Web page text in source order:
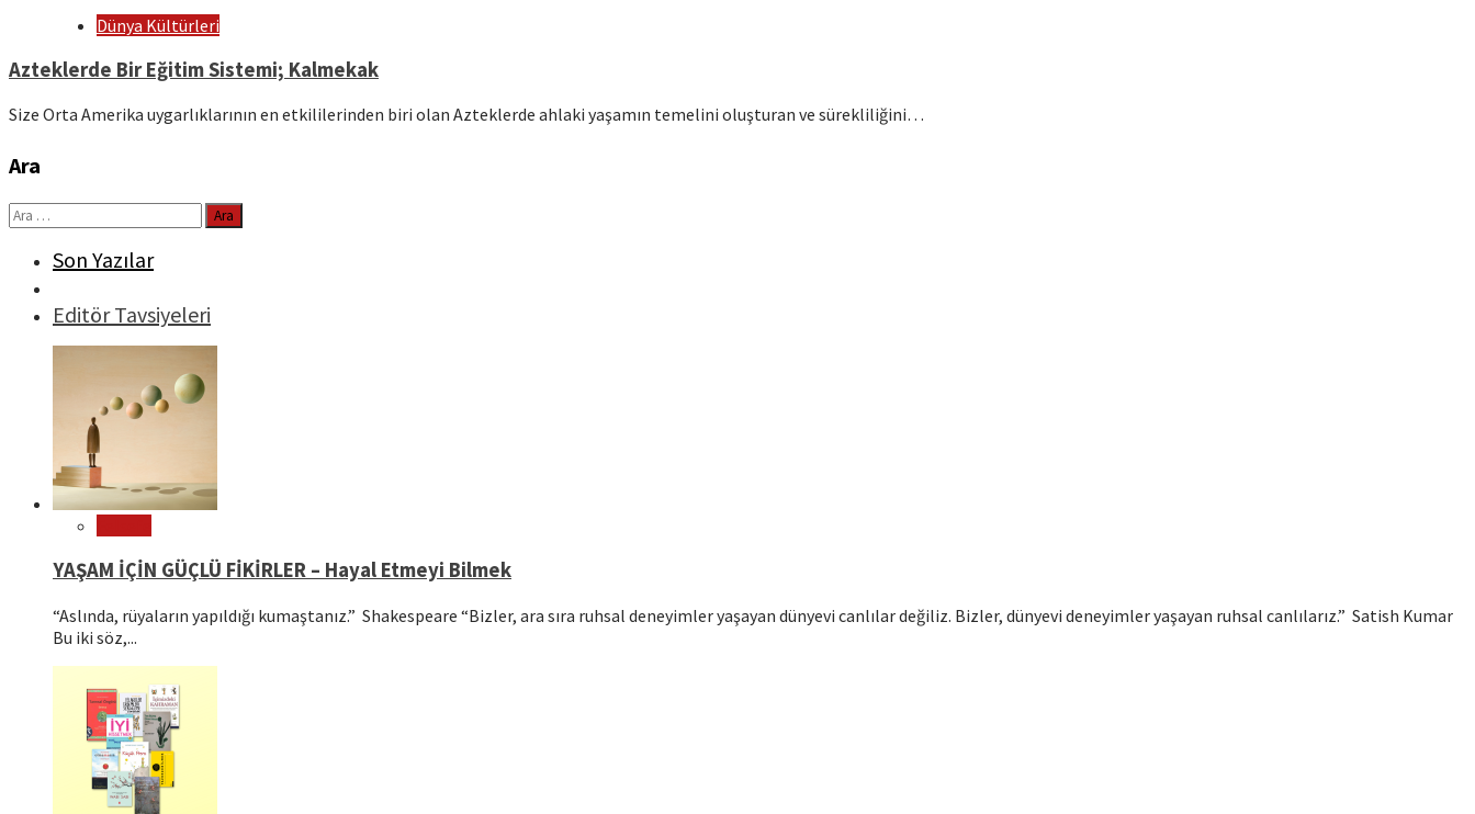
Dünya Kültürleri
Azteklerde Bir Eğitim Sistemi; Kalmekak
Size Orta Amerika uygarlıklarının en etkililerinden biri olan Azteklerde ahlaki yaşamın temelini oluşturan ve sürekliliğini…
Ara
Arama:
Son Yazılar
Editör Tavsiyeleri
YAŞAM İÇİN GÜÇLÜ FİKİRLER – Hayal Etmeyi Bilmek
“Aslında, rüyaların yapıldığı kumaştanız.” Shakespeare “Bizler, ara sıra ruhsal deneyimler yaşayan dünyevi canlılar değiliz. Bizler, dünyevi deneyimler yaşayan ruhsal canlılarız.” Satish Kumar
Bu iki söz,...